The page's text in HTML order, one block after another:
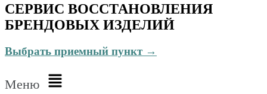
СЕРВИС ВОССТАНОВЛЕНИЯ
БРЕНДОВЫХ ИЗДЕЛИЙ
Выбрать приемный пункт →
Меню